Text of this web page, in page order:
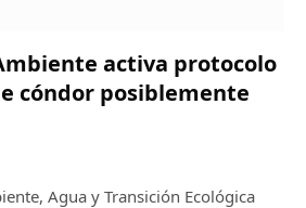
activa protocolo
cóndor posiblemente
Agua y Transición Ecológica